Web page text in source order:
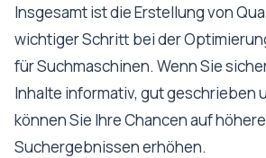
Insgesamt ist die Erstellung von
wichtiger Schritt bei der
für Suchmaschinen. Wenn Sie
Inhalte informativ, gut geschrieben
können Sie Ihre Chancen auf
Suchergebnissen erhöhen.